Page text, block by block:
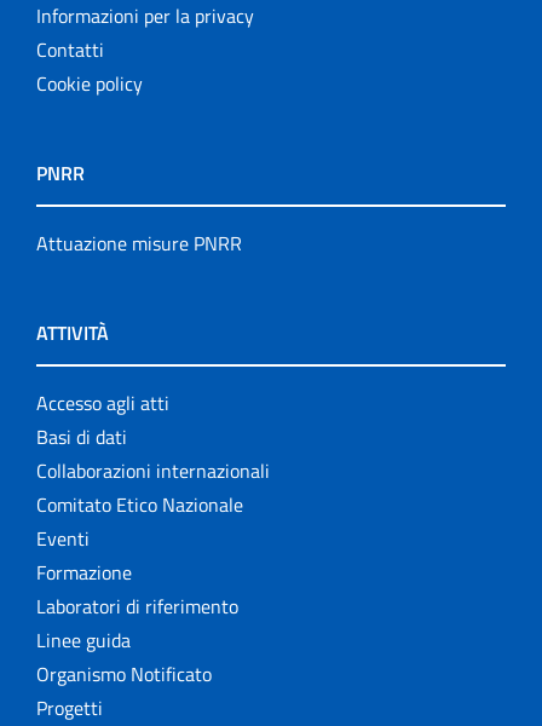
Informazioni per la privacy
Contatti
Cookie policy
PNRR
Attuazione misure PNRR
ATTIVITÀ
Accesso agli atti
Basi di dati
Collaborazioni internazionali
Comitato Etico Nazionale
Eventi
Formazione
Laboratori di riferimento
Linee guida
Organismo Notificato
Progetti